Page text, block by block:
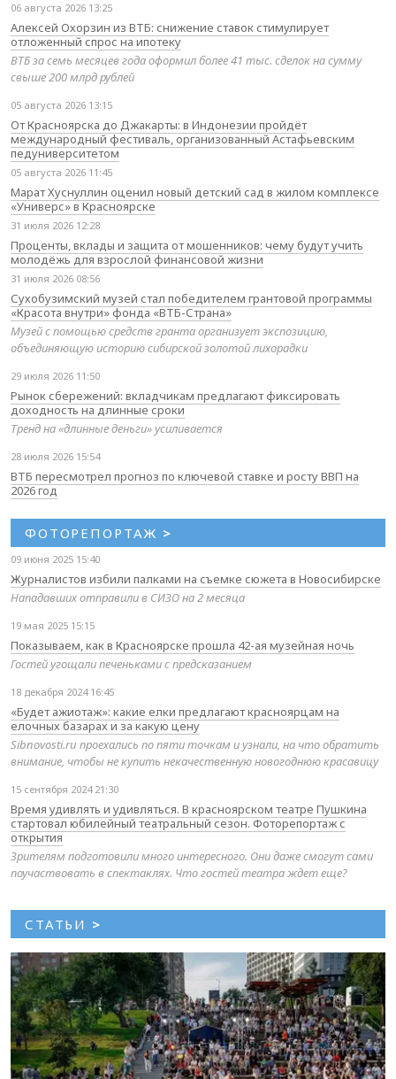
06 августа 2026 13:25
Алексей Охорзин из ВТБ: снижение ставок стимулирует
отложенный спрос на ипотеку
ВТБ за семь месяцев года оформил более 41 тыс. сделок на сумму
свыше 200 млрд рублей
05 августа 2026 13:15
От Красноярска до Джакарты: в Индонезии пройдёт
международный фестиваль, организованный Астафьевским
педуниверситетом
05 августа 2026 11:45
Марат Хуснуллин оценил новый детский сад в жилом комплексе
«Универс» в Красноярске
31 июля 2026 12:28
Проценты, вклады и защита от мошенников: чему будут учить
молодёжь для взрослой финансовой жизни
31 июля 2026 08:56
Сухобузимский музей стал победителем грантовой программы
«Красота внутри» фонда «ВТБ-Страна»
Музей с помощью средств гранта организует экспозицию,
объединяющую историю сибирской золотой лихорадки
29 июля 2026 11:50
Рынок сбережений: вкладчикам предлагают фиксировать
доходность на длинные сроки
Тренд на «длинные деньги» усиливается
28 июля 2026 15:54
ВТБ пересмотрел прогноз по ключевой ставке и росту ВВП на
2026 год
ФОТОРЕПОРТАЖ >
09 июня 2025 15:40
Журналистов избили палками на съемке сюжета в Новосибирске
Нападавших отправили в СИЗО на 2 месяца
19 мая 2025 15:15
Показываем, как в Красноярске прошла 42-ая музейная ночь
Гостей угощали печеньками с предсказанием
18 декабря 2024 16:45
«Будет ажиотаж»: какие елки предлагают красноярцам на
елочных базарах и за какую цену
Sibnovosti.ru проехались по пяти точкам и узнали, на что обратить
внимание, чтобы не купить некачественную новогоднюю красавицу
15 сентября 2024 21:30
Время удивлять и удивляться. В красноярском театре Пушкина
стартовал юбилейный театральный сезон. Фоторепортаж с
открытия
Зрителям подготовили много интересного. Они даже смогут сами
поучаствовать в спектаклях. Что гостей театра ждет еще?
СТАТЬИ >